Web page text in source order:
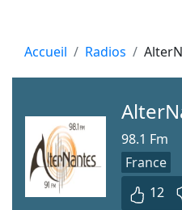
Accueil Radios
98.1 Fm
France
12